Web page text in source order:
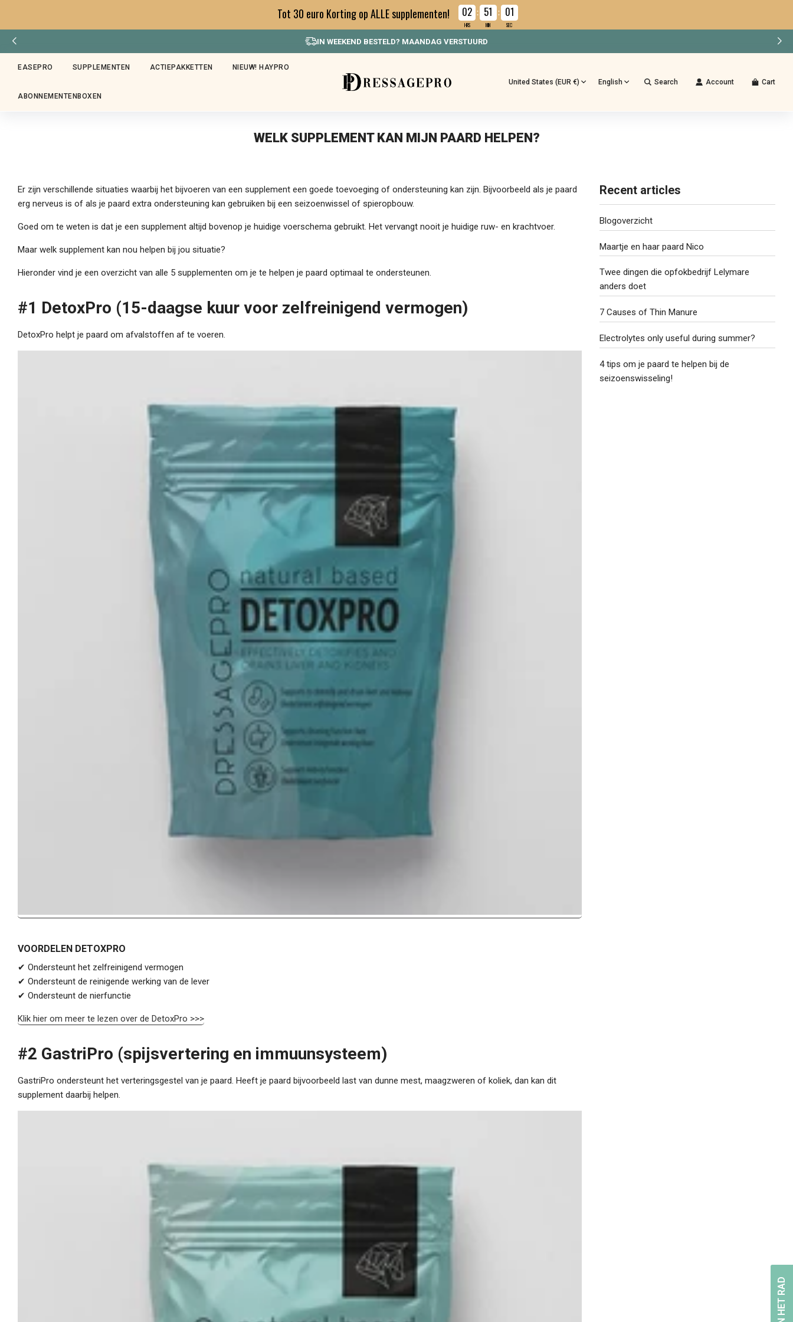
Tot 30 euro Korting op ALLE supplementen! 02 : 51 : 00
HRS MIN SEC
IN WEEKEND BESTELD? MAANDAG VERSTUURD
EASEPRO SUPPLEMENTEN ACTIEPAKKETTEN NIEUW! HAYPRO
ABONNEMENTENBOXEN
United States (EUR €) English Search Account Cart
WELK SUPPLEMENT KAN MIJN PAARD HELPEN?
Er zijn verschillende situaties waarbij het bijvoeren van een supplement een goede toevoeging of ondersteuning kan zijn. Bijvoorbeeld als je paard
erg nerveus is of als je paard extra ondersteuning kan gebruiken bij een seizoenwissel of spieropbouw.
Goed om te weten is dat je een supplement altijd bovenop je huidige voerschema gebruikt. Het vervangt nooit je huidige ruw- en krachtvoer.
Maar welk supplement kan nou helpen bij jou situatie?
Hieronder vind je een overzicht van alle 5 supplementen om je te helpen je paard optimaal te ondersteunen.
#1 DetoxPro (15-daagse kuur voor zelfreinigend vermogen)
DetoxPro helpt je paard om afvalstoffen af te voeren.
VOORDELEN DETOXPRO
✔ Ondersteunt het zelfreinigend vermogen
✔ Ondersteunt de reinigende werking van de lever
✔ Ondersteunt de nierfunctie
Klik hier om meer te lezen over de DetoxPro >>>
#2 GastriPro (spijsvertering en immuunsysteem)
GastriPro ondersteunt het verteringsgestel van je paard. Heeft je paard bijvoorbeeld last van dunne mest, maagzweren of koliek, dan kan dit
supplement daarbij helpen.
Recent articles
Blogoverzicht
Maartje en haar paard Nico
Twee dingen die opfokbedrijf Lelymare
anders doet
7 Causes of Thin Manure
Electrolytes only useful during summer?
4 tips om je paard te helpen bij de
seizoenswisseling!